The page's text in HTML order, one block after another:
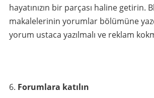
hayatınızın bir parçası haline getirin.
makalelerinin yorumlar bölümüne
yorum ustaca yazılmalı ve reklam
Forumlara katılın